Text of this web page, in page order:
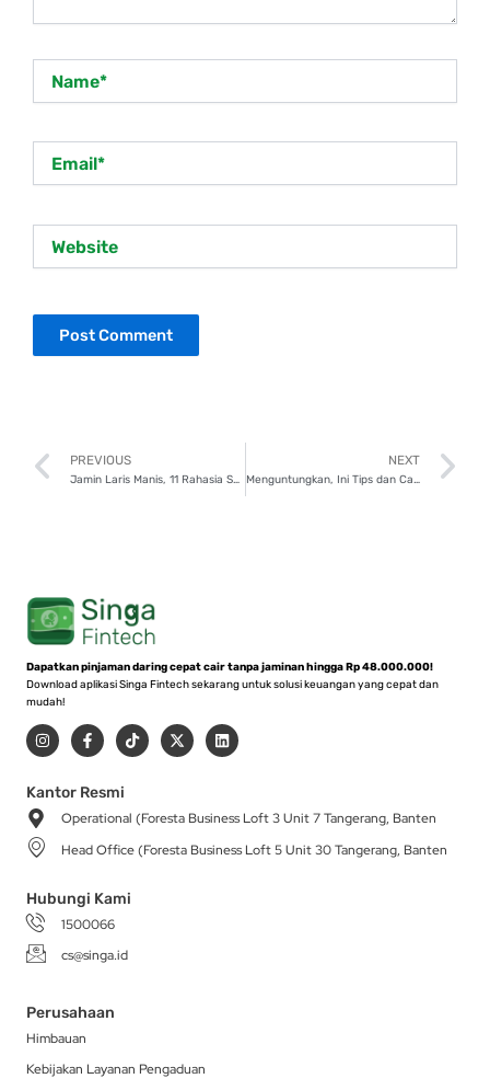
Prev
PREVIOUS
Jamin Laris Manis, 11 Rahasia Sukses Jualan Online Modal Kecil
NEXT
Menguntungkan, Ini Tips dan Cara Mulai Bisnis Jastip
Dapatkan pinjaman daring cepat cair tanpa jaminan hingga Rp 48.000.000!
Download aplikasi Singa Fintech sekarang untuk solusi keuangan yang cepat dan
mudah!
I
n
s
a
g
r
a
m
F
a
c
b
o
-
T
i
k
X
-
t
t
r
L
i
n
i
Kantor Resmi
Operational (Foresta Business Loft 3 Unit 7 Tangerang, Banten
Head Office (Foresta Business Loft 5 Unit 30 Tangerang, Banten
Hubungi Kami
1500066
cs@singa.id
Perusahaan
Himbauan
Kebijakan Layanan Pengaduan